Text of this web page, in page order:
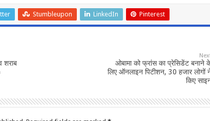
Stumbleupon LinkedIn Pinterest
शराब
ओबामा को फ्रांस का प्रेसिडेंट बनाने
लिए ऑनलाइन पिटीशन, 30 हजार लोगों
किए